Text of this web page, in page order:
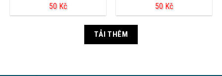
50 Kč 50 Kč
TẢI THÊM